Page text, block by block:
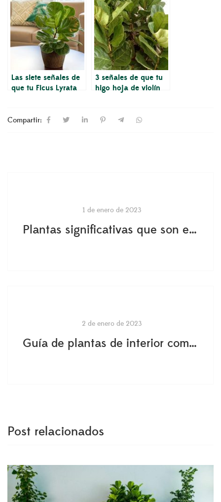
Las siete señales de
que tu Ficus Lyrata
3 señales de que tu
higo hoja de violín
Compartir:
1 de enero de 2023
Plantas significativas que son excelentes regalos de plantas
2 de enero de 2023
Guía de plantas de interior compatibles con mascotas
Post relacionados